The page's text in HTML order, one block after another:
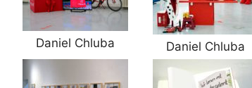
Daniel Chluba Daniel Chluba